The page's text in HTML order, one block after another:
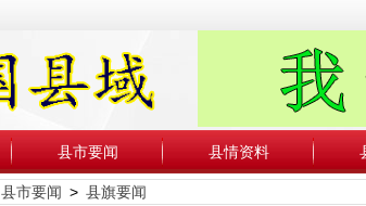
县市要闻 县情资料
县市要闻 > 县旗要闻